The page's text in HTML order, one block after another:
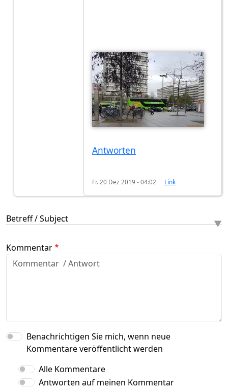
Antworten
Fr. 20 Dez 2019 - 04:02 Link
Betreff / Subject
Kommentar
Benachrichtigen Sie mich, wenn neue
Kommentare veröffentlicht werden
Alle Kommentare
Antworten auf meinen Kommentar